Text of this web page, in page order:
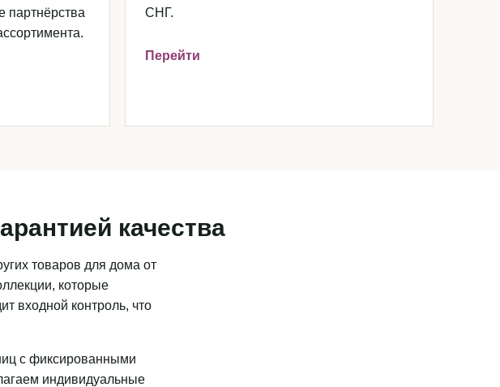
партнёрства
СНГ.
Перейти
качества
товаров для дома от
которые
входной контроль, что
с фиксированными
индивидуальные